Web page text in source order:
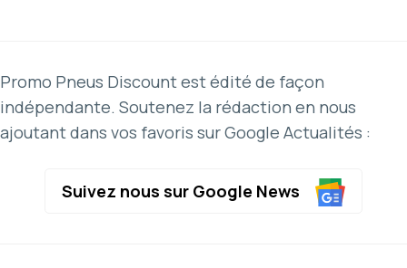
Promo Pneus Discount est édité de façon
indépendante. Soutenez la rédaction en nous
ajoutant dans vos favoris sur Google Actualités :
Suivez nous sur Google News